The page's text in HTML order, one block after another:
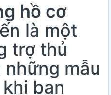
hồ cơ
là một
trợ thủ
mẫu
bạn